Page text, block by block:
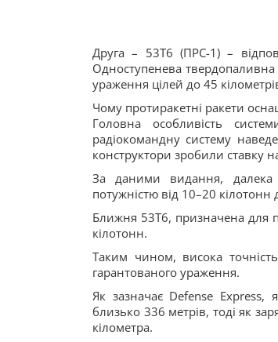
Друга – 53Т6 (ПРС-1) –
Одноступенева твердопаливна
ураження цілей до 45
Чому протиракетні ракети
Головна особливість
радіокомандну систему
конструктори зробили ставку
За даними видання, далека
потужністю від 10–20
Ближня 53Т6, призначена для
кілотонн.
Таким чином, висока
гарантованого ураження.
Як зазначає Defense
близько 336 метрів, тоді як
кілометра.